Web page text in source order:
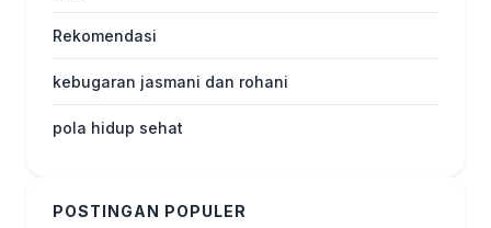
Rekomendasi
kebugaran jasmani dan rohani
pola hidup sehat
POSTINGAN POPULER